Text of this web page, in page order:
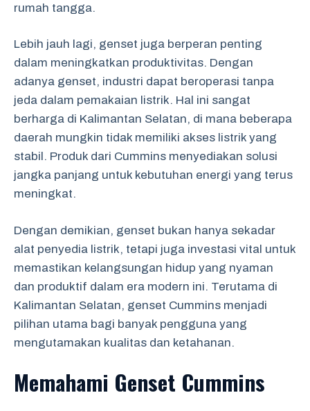
rumah tangga.
Lebih jauh lagi, genset juga berperan penting
dalam meningkatkan produktivitas. Dengan
adanya genset, industri dapat beroperasi tanpa
jeda dalam pemakaian listrik. Hal ini sangat
berharga di Kalimantan Selatan, di mana beberapa
daerah mungkin tidak memiliki akses listrik yang
stabil. Produk dari Cummins menyediakan solusi
jangka panjang untuk kebutuhan energi yang terus
meningkat.
Dengan demikian, genset bukan hanya sekadar
alat penyedia listrik, tetapi juga investasi vital untuk
memastikan kelangsungan hidup yang nyaman
dan produktif dalam era modern ini. Terutama di
Kalimantan Selatan, genset Cummins menjadi
pilihan utama bagi banyak pengguna yang
mengutamakan kualitas dan ketahanan.
Memahami Genset Cummins